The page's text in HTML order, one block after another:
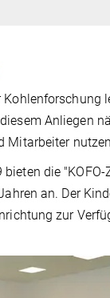
Anliegen
Mitarbeiter
die
an. Der
zur